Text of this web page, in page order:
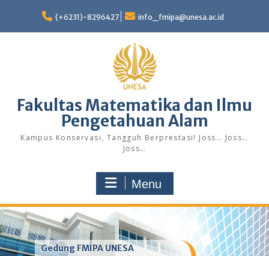
content
(+6231)-8296427 info_fmipa@unesa.ac.id
Fakultas Matematika dan Ilmu
Pengetahuan Alam
Kampus Konservasi, Tangguh Berprestasi! Joss… Joss…
Joss…
Menu
Gedung FMIPA UNESA